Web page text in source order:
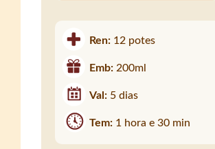
Ren: 12 potes
Emb: 200ml
Val: 5 dias
Tem: 1 hora e 30 min